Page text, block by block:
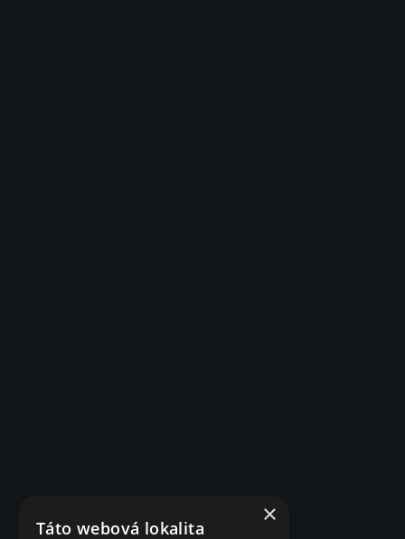
×
Táto webová lokalita